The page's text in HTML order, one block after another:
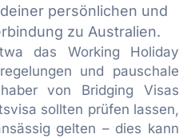
persönlichen und
zu Australien.
das Working Holiday
und pauschale
von Bridging Visas
sollten prüfen lassen,
gelten – dies kann